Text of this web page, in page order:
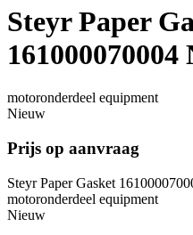
Steyr Paper
161000070004
motoronderdeel equipment
Nieuw
Prijs op aanvraag
Steyr Paper Gasket
motoronderdeel equipment
Nieuw